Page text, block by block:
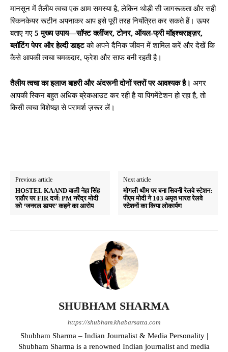
मानसून में तैलीय त्वचा एक आम समस्या है, लेकिन थोड़ी सी जागरूकता और सही
स्किनकेयर रूटीन अपनाकर आप इसे पूरी तरह नियंत्रित कर सकते हैं। ऊपर
बताए गए 5 मुख्य उपाय—सॉफ्ट क्लींजर, टोनर, ऑयल-फ्री मॉइश्चराइज़र,
ब्लॉटिंग पेपर और हेल्दी डाइटको अपने दैनिक जीवन में शामिल करें और देखें कि
कैसे आपकी त्वचा चमकदार, फ्रेश और साफ बनी रहती है।
तैलीय त्वचा का इलाज बाहरी और अंदरूनी दोनों स्तरों पर आवश्यक है। अगर
आपकी स्किन बहुत अधिक ब्रेकआउट कर रही है या पिगमेंटेशन हो रहा है, तो
किसी त्वचा विशेषज्ञ से परामर्श ज़रूर लें।
Previous article
HOSTEL KAAND वाली नेहा सिंह
राठौर पर FIR दर्ज: PM नरेंद्र मोदी
को ‘जनरल डायर’ कहने का आरोप
Next article
मोगली थीम पर बना सिवनी रेलवे स्टेशन:
पीएम मोदी ने 103 अमृत भारत रेलवे
स्टेशनों का किया लोकार्पण
SHUBHAM SHARMA
https://shubham.khabarsatta.com
Shubham Sharma – Indian Journalist & Media Personality |
Shubham Sharma is a renowned Indian journalist and media